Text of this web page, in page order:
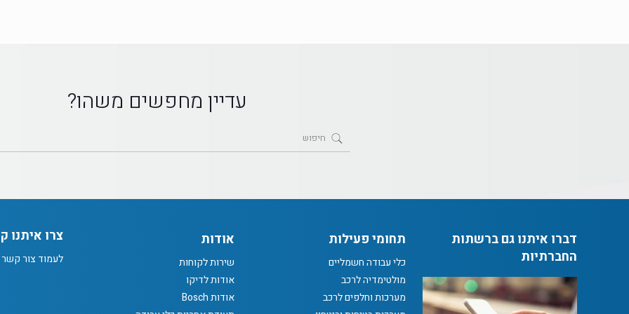
עדיין מחפשים משהו?
דברו איתנו גם ברשתות
החברתיות
תחומי פעילות
כלי עבודה חשמליים
מולטימדיה לרכב
מערכות וחלפים לרכב
אודות
שירות לקוחות
אודות לדיקו
אודות Bosch
צרו איתנו
לעמוד צור קשר